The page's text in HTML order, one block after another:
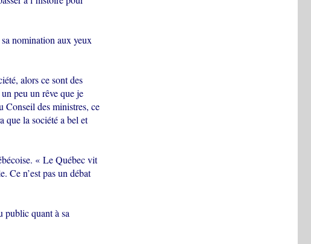
nomination aux yeux
alors ce sont des
peu un rêve que je
Conseil des ministres, ce
que la société a bel et
« Le Québec vit
Ce n’est pas un débat
public quant à sa